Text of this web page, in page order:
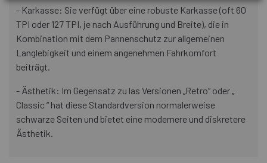
- Karkasse: Sie verfügt über eine robuste Karkasse (oft 60
TPI oder 127 TPI, je nach Ausführung und Breite), die in
Kombination mit dem Pannenschutz zur allgemeinen
Langlebigkeit und einem angenehmen Fahrkomfort
beiträgt.
- Ästhetik: Im Gegensatz zu las Versionen „Retro“ oder „
Classic “ hat diese Standardversion normalerweise
schwarze Seiten und bietet eine modernere und diskretere
Ästhetik.